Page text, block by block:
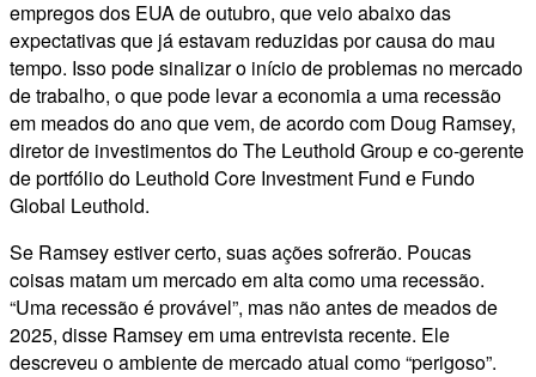
empregos dos EUA de outubro, que veio abaixo das
expectativas que já estavam reduzidas por causa do mau
tempo. Isso pode sinalizar o início de problemas no mercado
de trabalho, o que pode levar a economia a uma recessão
em meados do ano que vem, de acordo com Doug Ramsey,
diretor de investimentos do The Leuthold Group e co-gerente
de portfólio do Leuthold Core Investment Fund e Fundo
Global Leuthold.
Se Ramsey estiver certo, suas ações sofrerão. Poucas
coisas matam um mercado em alta como uma recessão.
“Uma recessão é provável”, mas não antes de meados de
2025, disse Ramsey em uma entrevista recente. Ele
descreveu o ambiente de mercado atual como “perigoso”.